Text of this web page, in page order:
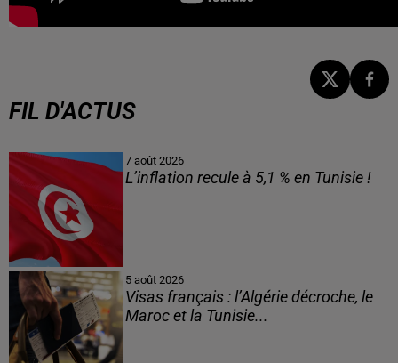
FIL D'ACTUS
7 août 2026
L’inflation recule à 5,1 % en Tunisie !
5 août 2026
Visas français : l’Algérie décroche, le
Maroc et la Tunisie...